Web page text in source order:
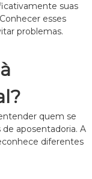
suas
esses
problemas.
quem se
aposentadoria. A
diferentes